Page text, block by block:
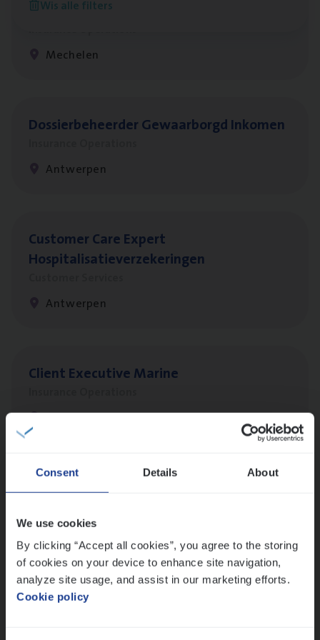
Consent Details About
We use cookies
By clicking “Accept all cookies”, you agree to the storing
of cookies on your device to enhance site navigation,
analyze site usage, and assist in our marketing efforts.
Cookie policy
Wis alle filters
re­da Huys­mans — Mechelen
Mechelen
Dos­sier­be­heer­der Gewaar­borgd Inkomen
Antwerpen
Cus­to­mer Care Expert
Hospitalisatieverzekeringen
Antwerpen
Client Exe­cu­ti­ve Marine
Antwerpen
Busi­ness Mana­ger Mari­ne Cargo
Antwerpen
Advisor/​Configuratie ana­lyst Part­ner in